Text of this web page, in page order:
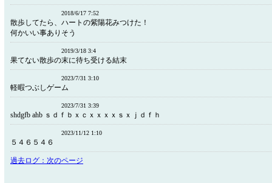
2018/6/17 7:52
散歩してたら、ハートの紫陽花みつけた！
何かいい事ありそう
2019/3/18 3:4
果てない散歩の末に待ち受ける結末
2023/7/31 3:10
軽暇つぶしゲーム
2023/7/31 3:39
shdgfb ahb ｓｄｆｂｘｃｘｘｘｘｓｘｊｄｆｈ
2023/11/12 1:10
５４６５４６
過去ログ：次のページ